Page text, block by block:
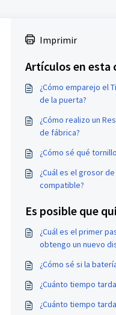
Imprimir
Artículos en esta
¿Cómo emparejo el
de la puerta?
¿Cómo realizo un
de fábrica?
¿Cómo sé qué
¿Cuál es el grosor
compatible?
Es posible que
¿Cuál es el primer
obtengo un nuevo
¿Cómo sé si la
¿Cuánto tiempo
¿Cuánto tiempo